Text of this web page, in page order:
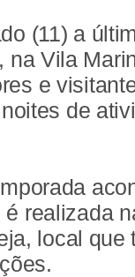
(11) a
Vila
e
de
realizada
local que